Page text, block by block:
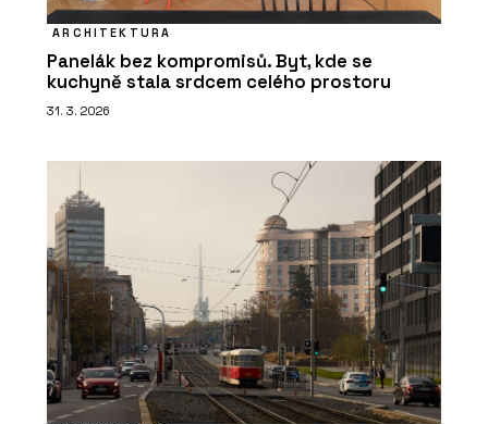
ARCHITEKTURA
Panelák bez kompromisů. Byt, kde se
kuchyně stala srdcem celého prostoru
31. 3. 2026